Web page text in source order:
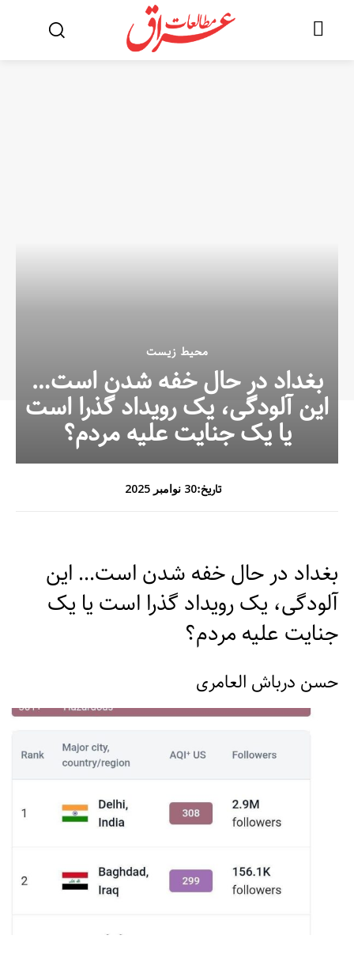
محیط زیست
بغداد در حال خفه شدن است…
این آلودگی، یک رویداد گذرا است
یا یک جنایت علیه مردم؟
تاریخ:30 نوامبر 2025
بغداد در حال خفه شدن است… این
آلودگی، یک رویداد گذرا است یا یک
جنایت علیه مردم؟
حسن درباش العامری